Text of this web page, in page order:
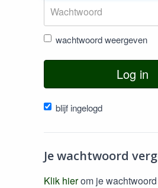
wachtwoord weergeven
Log in
blijf ingelogd
Je wachtwoord
Klik hierom je wachtwoord